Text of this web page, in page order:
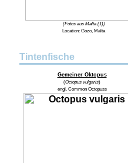
(Fotos aus Malta (1))
Location: Gozo, Malta
Tintenfische
Gemeiner Oktopus
(Octopus vulgaris)
engl. Common Octopuss